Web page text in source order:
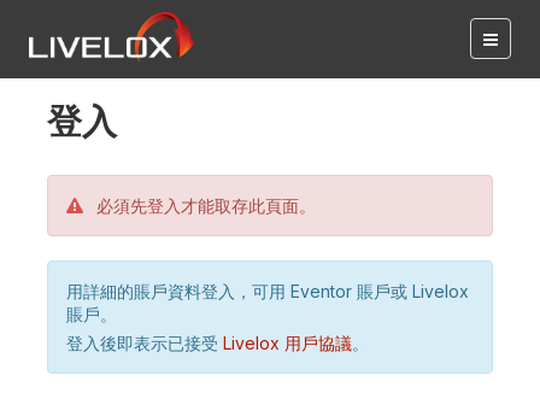
登入
必須先登入才能取存此頁面。
用詳細的賬戶資料登入，可用 Eventor 賬戶或 Livelox
賬戶。
登入後即表示已接受 Livelox 用戶協議。